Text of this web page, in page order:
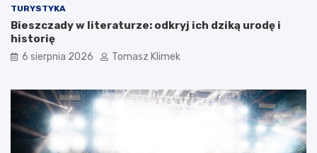
TURYSTYKA
Bieszczady w literaturze: odkryj ich dziką urodę i
historię
6 sierpnia 2026 Tomasz Klimek